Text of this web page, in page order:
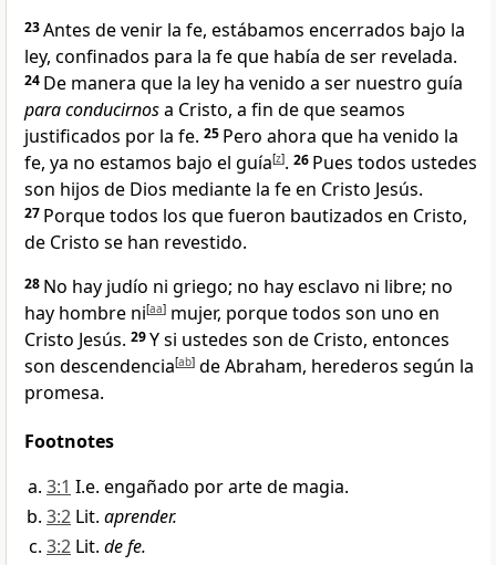
23Antes de venir la fe, estábamos encerrados bajo la
ley, confinados para la fe que había de ser revelada.
24 De manera que la ley ha venido a ser nuestro guía
para conducirnosa Cristo, a fin de que seamos
justificados por la fe. 25 Pero ahora que ha venido la
fe, ya no estamos bajo el guía[z]. 26 Pues todos ustedes
son hijos de Dios mediante la fe en Cristo Jesús.
27 Porque todos los que fueron bautizados en Cristo,
de Cristo se han revestido.
28 No hay judío ni griego; no hay esclavo ni libre; no
hay hombre ni[aa] mujer, porque todos son uno en
Cristo Jesús. 29Y si ustedes son de Cristo, entonces
son descendencia[ab] de Abraham, herederos según la
promesa.
Footnotes
3:1 I.e. engañado por arte de magia.
3:2 Lit. aprender.
3:2 Lit. de fe.